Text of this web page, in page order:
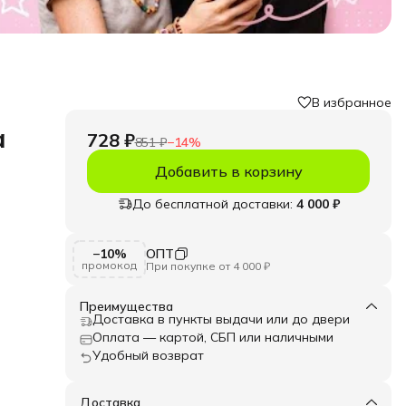
В избранное
728 ₽851 ₽−14%
Добавить в корзину
До бесплатной доставки: 4 000 ₽
−10%
промокод
ОПТ
При покупке от 4 000 ₽
Преимущества
Доставка в пункты выдачи или до двери
Оплата — картой, СБП или наличными
Удобный возврат
Доставка